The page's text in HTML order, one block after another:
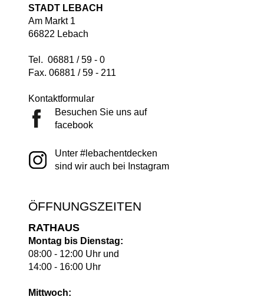
STADT LEBACH
Am Markt 1
66822 Lebach
Tel. 06881 / 59 - 0
Fax. 06881 / 59 - 211
Kontaktformular
Besuchen Sie uns auf
facebook
Unter #lebachentdecken
sind wir auch bei Instagram
ÖFFNUNGSZEITEN
RATHAUS
Montag bis Dienstag:
08:00 - 12:00 Uhr und
14:00 - 16:00 Uhr
Mittwoch: